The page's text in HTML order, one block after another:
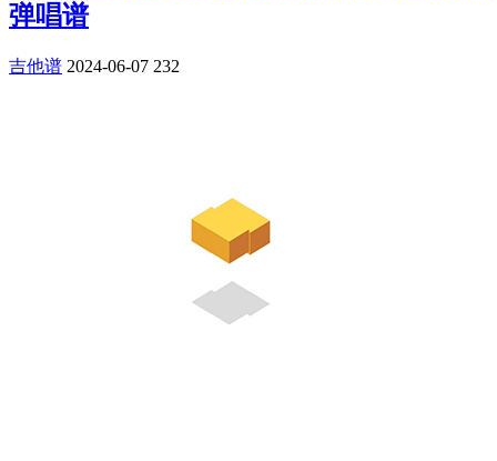
弹唱谱
吉他谱 2024-06-07 232